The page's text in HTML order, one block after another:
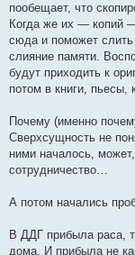
пообещает, что
Когда же их — копий
сюда и поможет
слияние памяти.
будут приходить к
потом в книги, пьесы,
Почему (именно
Сверхсущность не
ними началось,
сотрудничество…
А потом начались
В ДДГ прибыла раса,
дома. И прибыла не